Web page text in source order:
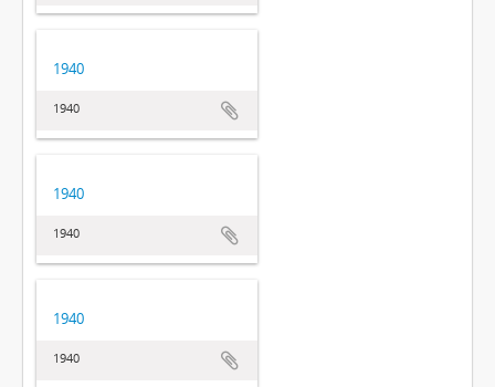
1940
1940
1940
1940
1940
1940